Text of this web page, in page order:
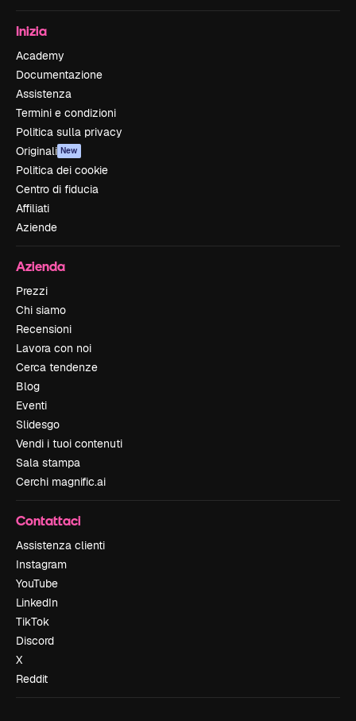
Inizia
Academy
Documentazione
Assistenza
Termini e condizioni
Politica sulla privacy
Originali New
Politica dei cookie
Centro di fiducia
Affiliati
Aziende
Azienda
Prezzi
Chi siamo
Recensioni
Lavora con noi
Cerca tendenze
Blog
Eventi
Slidesgo
Vendi i tuoi contenuti
Sala stampa
Cerchi magnific.ai
Contattaci
Assistenza clienti
Instagram
YouTube
LinkedIn
TikTok
Discord
X
Reddit